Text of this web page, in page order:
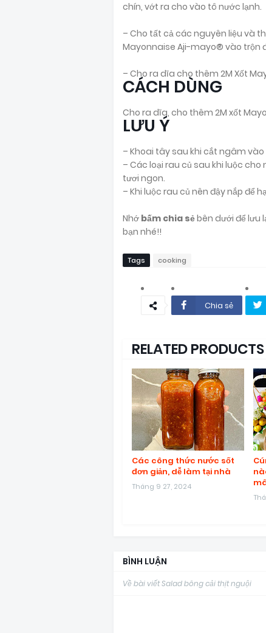
chín, vớt ra cho vào tô nước lạnh.
– Cho tất cả các nguyên liệu và
Mayonnaise Aji-mayo® vào trộn
– Cho ra dĩa cho thêm 2M Xốt
CÁCH DÙNG
Cho ra dĩa, cho thêm 2M xốt
LƯU Ý
– Khoai tây sau khi cắt ngâm
– Các loại rau củ sau khi luộc
tươi ngon.
– Khi luộc rau củ nên đậy nắp để
Nhớ bấm chia sẻbên dưới để lưu
bạn nhé!!
Tags cooking
Chia sẻ
RELATED PRODUCTS
Các công thức nước sốt
đơn giản, dễ làm tại nhà
Tháng 9 27, 2024
BÌNH LUẬN
Về bài viết Salad bông cải thịt nguội